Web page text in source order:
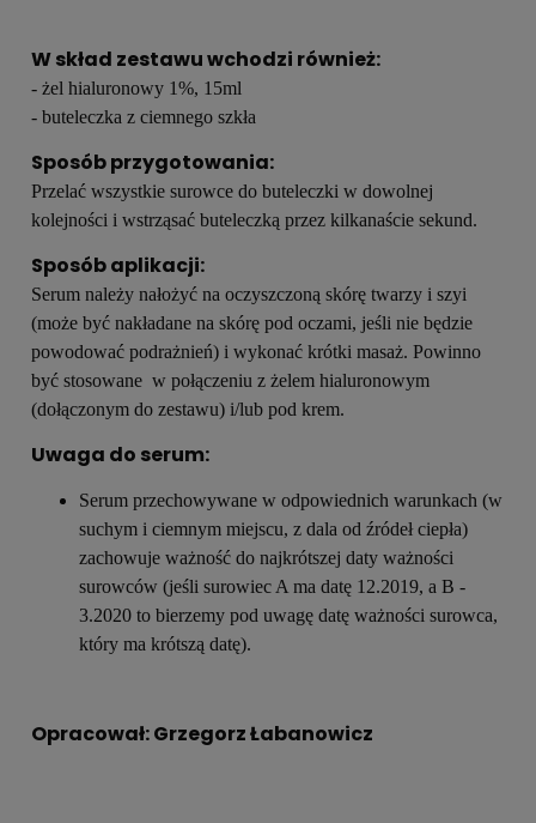
W skład zestawu wchodzi również:
- żel hialuronowy 1%, 15ml
- buteleczka z ciemnego szkła
Sposób przygotowania:
Przelać wszystkie surowce do buteleczki w dowolnej
kolejności i wstrząsać buteleczką przez kilkanaście sekund.
Sposób aplikacji:
Serum należy nałożyć na oczyszczoną skórę twarzy i szyi
(może być nakładane na skórę pod oczami, jeśli nie będzie
powodować podrażnień) i wykonać krótki masaż. Powinno
być stosowane w połączeniu z żelem hialuronowym
(dołączonym do zestawu) i/lub pod krem.
Uwaga do serum:
Serum przechowywane w odpowiednich warunkach (w
suchym i ciemnym miejscu, z dala od źródeł ciepła)
zachowuje ważność do najkrótszej daty ważności
surowców (jeśli surowiec A ma datę 12.2019, a B -
3.2020 to bierzemy pod uwagę datę ważności surowca,
który ma krótszą datę).
Opracował: Grzegorz Łabanowicz